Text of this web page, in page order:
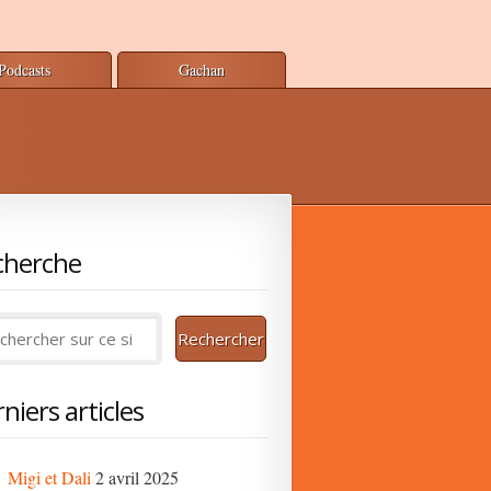
Gachan
articles
Migi et Dali 2 avril 2025